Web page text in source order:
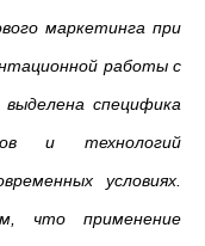
маркетинга при
работы с
специфика
и технологий
условиях.
что применение